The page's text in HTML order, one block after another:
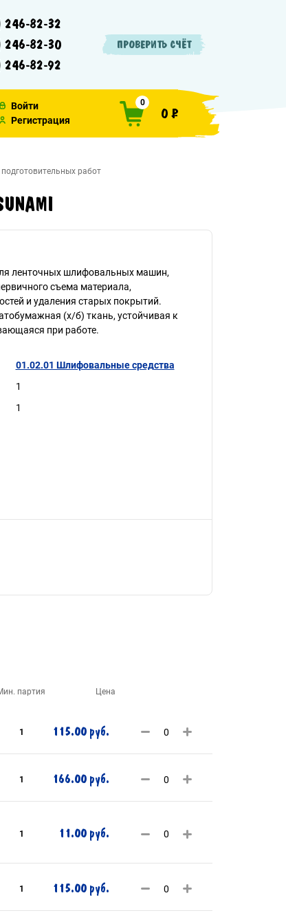
82-32
82-30
82-92
ПРОВЕРИТЬ СЧЁТ
Войти
Регистрация
0
0 ₽
работ
ленточных шлифовальных машин,
съема материала,
и удаления старых покрытий.
(х/б) ткань, устойчивая к
при работе.
01.02.01 Шлифовальные средства
1
1
партия Цена
1 115.00 руб.
1 166.00 руб.
1 11.00 руб.
1 115.00 руб.